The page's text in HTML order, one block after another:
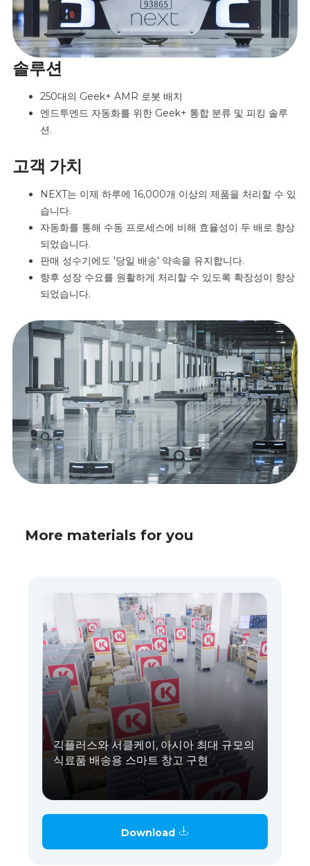
솔루션
250대의 Geek+ AMR 로봇 배치
엔드투엔드 자동화를 위한 Geek+ 통합 분류 및 피킹 솔루
션.
고객 가치
NEXT는 이제 하루에 16,000개 이상의 제품을 처리할 수 있
습니다.
자동화를 통해 수동 프로세스에 비해 효율성이 두 배로 향상
되었습니다.
판매 성수기에도 '당일 배송' 약속을 유지합니다.
향후 성장 수요를 원활하게 처리할 수 있도록 확장성이 향상
되었습니다.
More materials for you
긱플러스와 서클케이, 아시아 최대 규모의
식료품 배송용 스마트 창고 구현
Download